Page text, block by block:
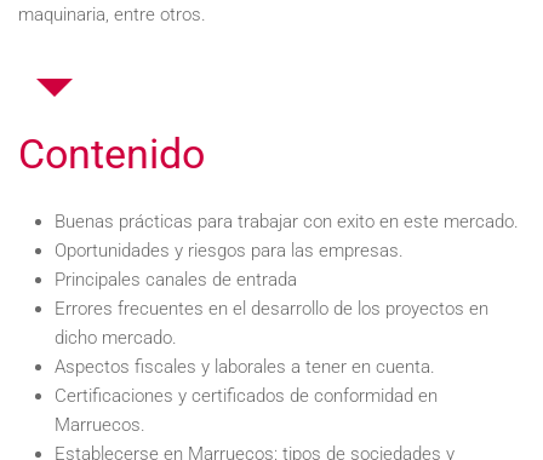
maquinaria, entre otros.
Contenido
Buenas prácticas para trabajar con exito en este mercado.
Oportunidades y riesgos para las empresas.
Principales canales de entrada
Errores frecuentes en el desarrollo de los proyectos en
dicho mercado.
Aspectos fiscales y laborales a tener en cuenta.
Certificaciones y certificados de conformidad en
Marruecos.
Establecerse en Marruecos: tipos de sociedades y